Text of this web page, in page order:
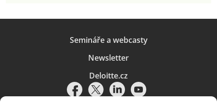
Semináře a webcasty
Newsletter
Deloitte.cz